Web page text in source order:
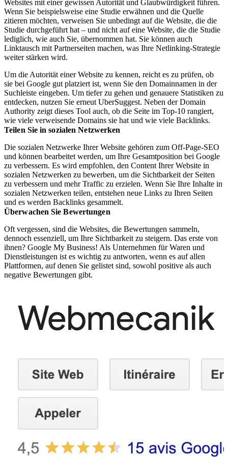
Websites mit einer gewissen Autorität und Glaubwürdigkeit führen.
Wenn Sie beispielsweise eine Studie erwähnen und die Quelle
zitieren möchten, verweisen Sie unbedingt auf die Website, die die
Studie durchgeführt hat – und nicht auf eine Website, die die Studie
lediglich, wie auch Sie, übernommen hat. Sie können auch
Linktausch mit Partnerseiten machen, was Ihre Netlinking-Strategie
weiter stärken wird.
Um die Autorität einer Website zu kennen, reicht es zu prüfen, ob
sie bei Google gut platziert ist, wenn Sie den Domainnamen in der
Suchleiste eingeben. Um tiefer zu gehen und genauere Statistiken zu
entdecken, nutzen Sie erneut UberSuggest. Neben der Domain
Authority zeigt dieses Tool auch, ob die Seite im Top-10 rangiert,
wie viele verweisende Domains sie hat und wie viele Backlinks.
Teilen Sie in sozialen Netzwerken
Die sozialen Netzwerke Ihrer Website gehören zum Off-Page-SEO
und können bearbeitet werden, um Ihre Gesamtposition bei Google
zu verbessern. Es wird empfohlen, den Content Ihrer Website in
sozialen Netzwerken zu bewerben, um die Sichtbarkeit der Seiten
zu verbessern und mehr Traffic zu erzielen. Wenn Sie Ihre Inhalte in
sozialen Netzwerken teilen, entstehen neue Links zu Ihren Seiten
und es werden Backlinks gesammelt.
Überwachen Sie Bewertungen
Oft vergessen, sind die Websites, die Bewertungen sammeln,
dennoch essenziell, um Ihre Sichtbarkeit zu steigern. Das erste von
ihnen? Google My Business! Als Unternehmen für Waren und
Dienstleistungen ist es wichtig zu antworten, wenn es auf allen
Plattformen, auf denen Sie gelistet sind, sowohl positive als auch
negative Bewertungen gibt.